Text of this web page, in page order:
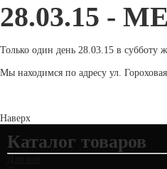
28.03.15 -
Только один день 28.03.15 в субботу
Мы находимся по адресу ул.
Наверх
Каталог товаров